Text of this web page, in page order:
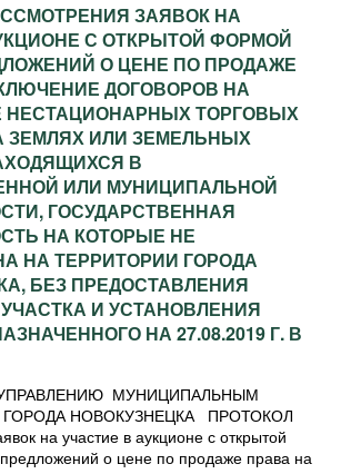
ЗАЯВОК НА
С ОТКРЫТОЙ ФОРМОЙ
О ЦЕНЕ ПО ПРОДАЖЕ
ДОГОВОРОВ НА
НЕСТАЦИОНАРНЫХ ТОРГОВЫХ
ЗЕМЛЯХ ИЛИ ЗЕМЕЛЬНЫХ
В
ИЛИ МУНИЦИПАЛЬНОЙ
ГОСУДАРСТВЕННАЯ
НА КОТОРЫЕ НЕ
НА ТЕРРИТОРИИ ГОРОДА
БЕЗ ПРЕДОСТАВЛЕНИЯ
И УСТАНОВЛЕНИЯ
НА 27.08.2019 Г. В
МУНИЦИПАЛЬНЫМ
НОВОКУЗНЕЦКА ПРОТОКОЛ
на участие в аукционе с открытой
о цене по продаже права на